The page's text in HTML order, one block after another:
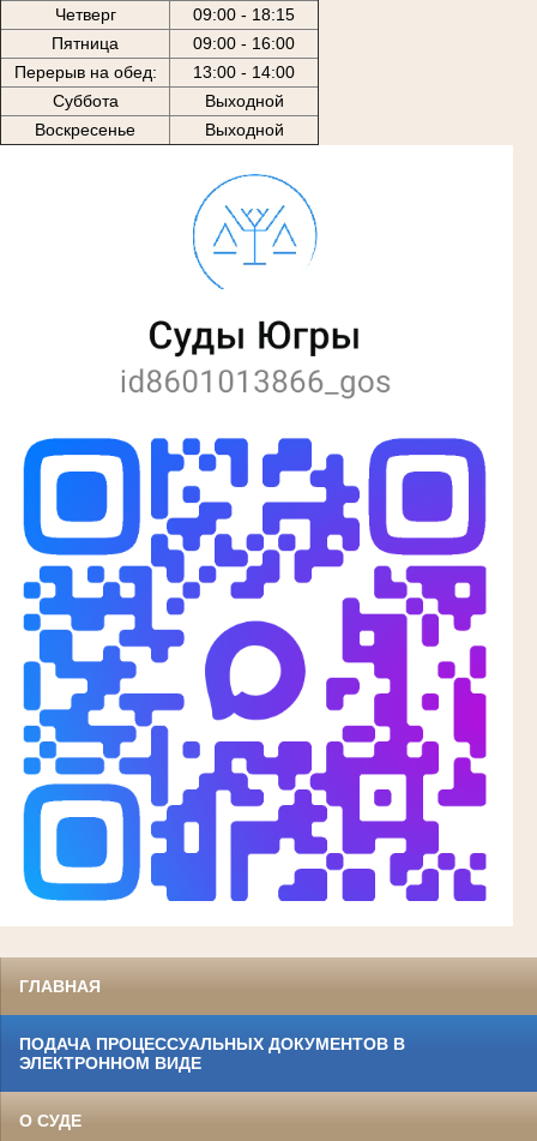
Четверг
09:00 - 18:15
Пятница
09:00 - 16:00
Перерыв на обед:
13:00 - 14:00
Суббота
Выходной
Воскресенье
Выходной
ГЛАВНАЯ
ПОДАЧА ПРОЦЕССУАЛЬНЫХ ДОКУМЕНТОВ В
ЭЛЕКТРОННОМ ВИДЕ
О СУДЕ